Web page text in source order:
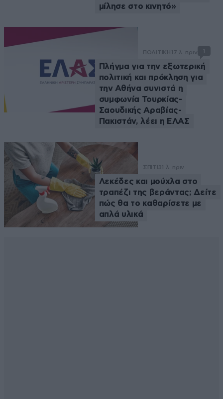
μίλησε στο κινητό»
ΠΟΛΙΤΙΚΗ 17 λ. πριν 1
Πλήγμα για την εξωτερική
πολιτική και πρόκληση για
την Αθήνα συνιστά η
συμφωνία Τουρκίας-
Σαουδικής Αραβίας-
Πακιστάν, λέει η ΕΛΑΣ
ΣΠΙΤΙ31 λ. πριν
Λεκέδες και μούχλα στο
τραπέζι της βεράντας; Δείτε
πώς θα το καθαρίσετε με
απλά υλικά